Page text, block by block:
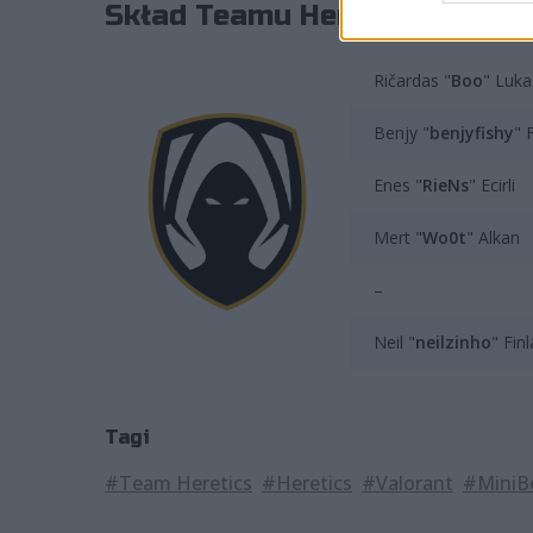
Skład Teamu Heretics
Ričardas "Boo"
Benjy "benjyfishy"
Enes "RieNs" Ecirli
Mert "Wo0t" Alkan
–
Neil "neilzinho"
Tagi
#Team Heretics #Heretics #Valorant